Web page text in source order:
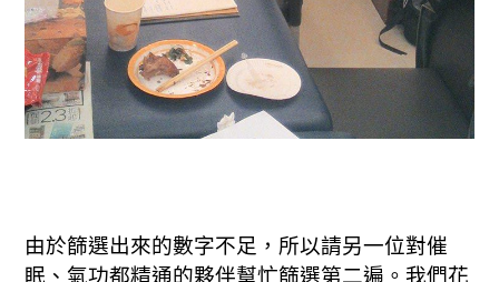
由於篩選出來的數字不足，所以請另一位對催
眠、氣功都精通的夥伴幫忙篩選第二遍。我們花